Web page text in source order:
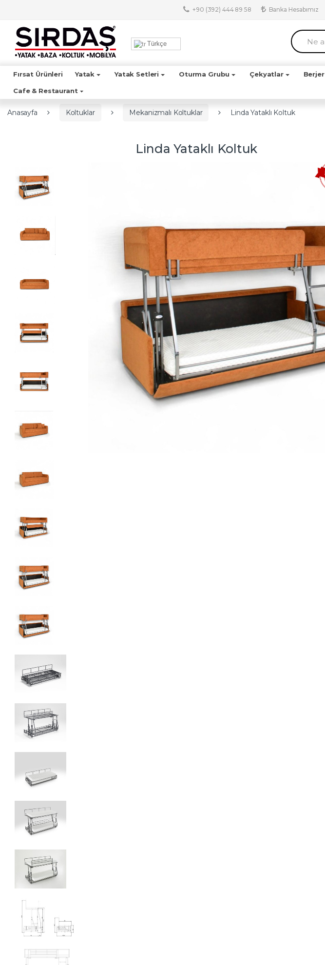
+90 (392) 444 89 58 Banka Hesabımız
r
a
:
Türkçe
Fırsat Ürünleri Yatak Yatak Setleri Oturma Grubu Çekyatlar Berjer
Cafe & Restaurant
Anasayfa Koltuklar Mekanizmalı Koltuklar Linda Yataklı Koltuk
Linda Yataklı Koltuk